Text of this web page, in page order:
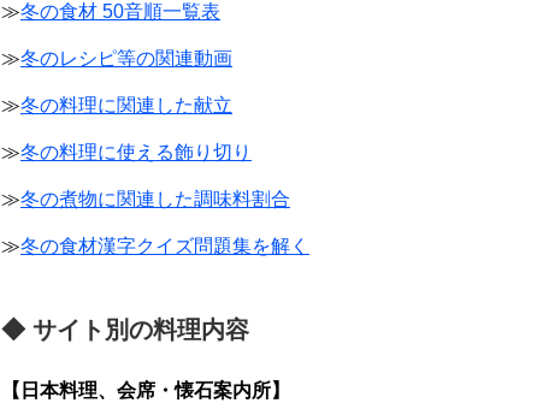
≫冬の食材 50音順一覧表
≫冬のレシピ等の関連動画
≫冬の料理に関連した献立
≫冬の料理に使える飾り切り
≫冬の煮物に関連した調味料割合
≫冬の食材漢字クイズ問題集を解く
◆ サイト別の料理内容
【日本料理、会席・懐石案内所】